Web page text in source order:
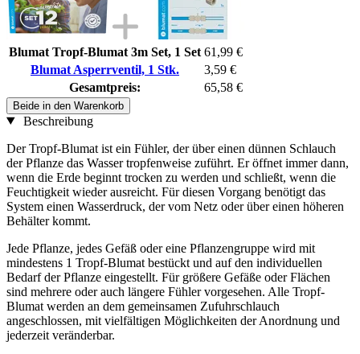
Blumat Tropf-Blumat 3m Set, 1 Set 61,99 €
Blumat Asperrventil, 1 Stk.
3,59 €
Gesamtpreis:
65,58 €
Beide in den Warenkorb
Beschreibung
Der Tropf-Blumat ist ein Fühler, der über einen dünnen Schlauch
der Pflanze das Wasser tropfenweise zuführt. Er öffnet immer dann,
wenn die Erde beginnt trocken zu werden und schließt, wenn die
Feuchtigkeit wieder ausreicht. Für diesen Vorgang benötigt das
System einen Wasserdruck, der vom Netz oder über einen höheren
Behälter kommt.
Jede Pflanze, jedes Gefäß oder eine Pflanzengruppe wird mit
mindestens 1 Tropf-Blumat bestückt und auf den individuellen
Bedarf der Pflanze eingestellt. Für größere Gefäße oder Flächen
sind mehrere oder auch längere Fühler vorgesehen. Alle Tropf-
Blumat werden an dem gemeinsamen Zufuhrschlauch
angeschlossen, mit vielfältigen Möglichkeiten der Anordnung und
jederzeit veränderbar.